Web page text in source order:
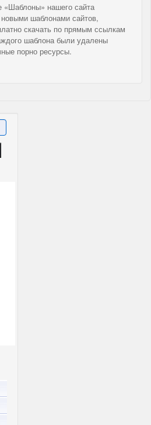
«Шаблоны» нашего сайта
шаблонами сайтов,
скачать по прямым ссылкам
шаблона были удалены
порно ресурсы.